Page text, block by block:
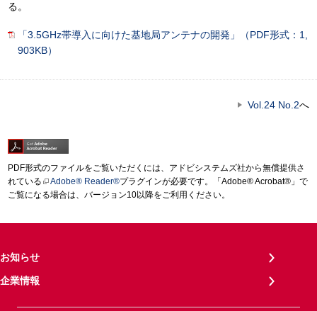
る。
「3.5GHz帯導入に向けた基地局アンテナの開発」（PDF形式：1,
903KB）
Vol.24 No.2へ
PDF形式のファイルをご覧いただくには、アドビシステムズ社から無償提供さ
れている
Adobe® Reader®プラグインが必要です。「Adobe® Acrobat®」で
ご覧になる場合は、バージョン10以降をご利用ください。
お知らせ
企業情報